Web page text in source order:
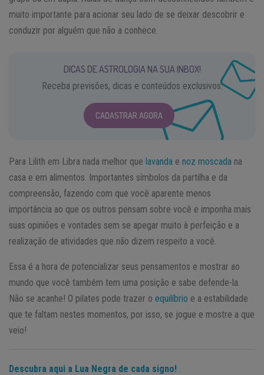
muito importante para acionar seu lado de se deixar descobrir e
conduzir por alguém que não a conhece.
DICAS DE ASTROLOGIA NA SUA INBOX!
Receba previsões, dicas e conteúdos exclusivos.
CADASTRAR AGORA
Para Lilith em Libra nada melhor que lavanda e noz moscada na
casa e em alimentos. Importantes símbolos da partilha e da
compreensão, fazendo com que você aparente menos
importância ao que os outros pensam sobre você e imponha mais
suas opiniões e vontades sem se apegar muito à perfeição e a
realização de atividades que não dizem respeito a você.
Essa é a hora de potencializar seus pensamentos e mostrar ao
mundo que você também tem uma posição e sabe defende-la.
Não se acanhe! O pilates pode trazer o equilíbrio e a estabilidade
que te faltam nestes momentos, por isso, se jogue e mostre a que
veio!
Descubra aqui a Lua Negra de cada signo!